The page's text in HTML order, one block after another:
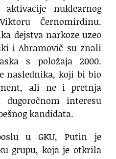
nuklearnog
Černomirdinu.
dejstva narkoze uzeo
i Abramovič su znali
s položaja 2000.
naslednika, koji bi bio
ali ne i pretnja
interesu
kandidata.
u GKU, Putin je
grupu, koja je otkrila